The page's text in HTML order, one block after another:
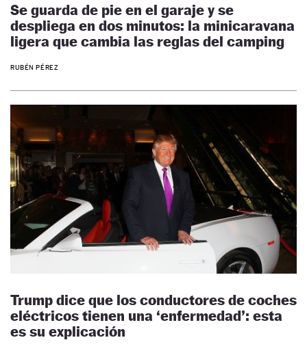
Se guarda de pie en el garaje y se
despliega en dos minutos: la minicaravana
ligera que cambia las reglas del camping
RUBÉN PÉREZ
Trump dice que los conductores de coches
eléctricos tienen una ‘enfermedad’: esta
es su explicación